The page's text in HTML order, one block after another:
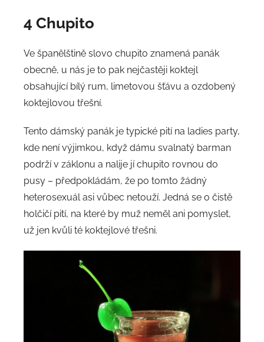
4 Chupito
Ve španělštině slovo chupito znamená panák
obecně, u nás je to pak nejčastěji koktejl
obsahující bílý rum, limetovou šťávu a ozdobený
koktejlovou třešní.
Tento dámský panák je typické pití na ladies party,
kde není výjimkou, když dámu svalnatý barman
podrží v záklonu a nalije jí chupito rovnou do
pusy – předpokládám, že po tomto žádný
heterosexuál asi vůbec netouží. Jedná se o čistě
holčičí pití, na které by muž neměl ani pomyslet,
už jen kvůli té koktejlové třešni.